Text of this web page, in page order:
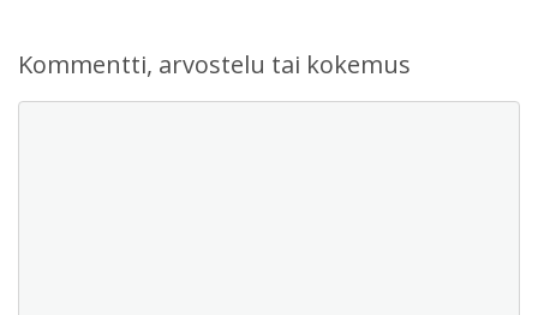
Kommentti, arvostelu tai kokemus